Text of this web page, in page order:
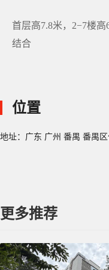
首层高7.8米，2−7楼
结合
位置
地址：广东 广州 番禺 番禺
更多推荐